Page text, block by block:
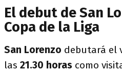
El debut de San
Copa de la Liga
San Lorenzo debutará el
las 21.30 horas como